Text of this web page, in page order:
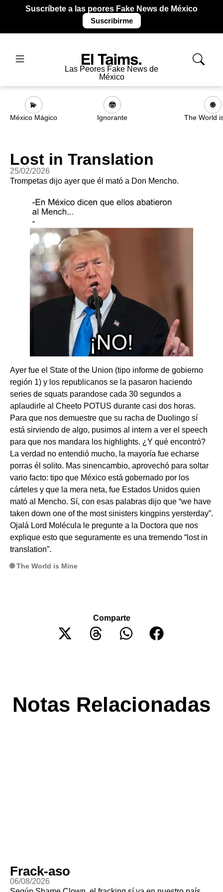
Suscríbete a las peores Fake News de México
Suscribirme
Las Peores Fake News de
México
💫
México Mágico
🤓
Ignorante
🌐
The World
Lost in Translation
25/02/2026
Trompetas dijo ayer que él mató a Don Mencho.
Ayer fue el State of the Union (tipo informe de gobierno
región 1) y los republicanos se la pasaron haciendo
series de squats parandose cada 30 segundos a
aplaudirle al Cheeto POTUS durante casi dos horas.
Para que nos demuestre que su racha de Duolingo sí
está sirviendo de algo, pusimos al intern a ver el speech
para que nos mandara los highlights. ¿Y qué encontró?
La verdad no entendió mucho, la mayoría fue echarse
porras él solito. Mas sinencambio, aprovechó para soltar
vario facto: tipo que México está gobernado por los
cárteles y que la mera neta, fue Estados Unidos quien
mató al Mencho. Sí, con esas palabras dijo que “we have
taken down one of the most sinisters kingpins yersterday”.
Ojalá Lord Molécula le pregunte a la Doctora que nos
explique esto que seguramente es una tremendo “lost in
translation”.
🌐 The World is Mine
Comparte
Notas Relacionadas
Frack-aso
06/08/2026